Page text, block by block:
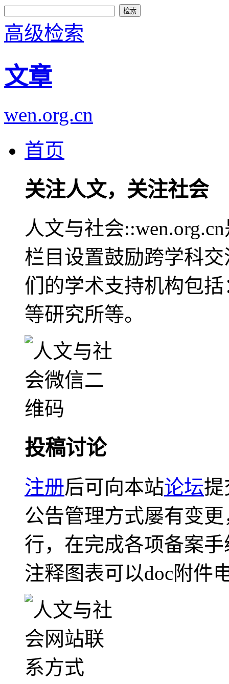
高级检索
文章
wen.org.cn
首页
关注人文，关注社会
人文与社会
栏目设置鼓励跨学科
们的学术支持机构包
等研究所等。
投稿讨论
注册后可向本站论坛提
公告管理方式屡有变
行，在完成各项备案
注释图表可以doc附件